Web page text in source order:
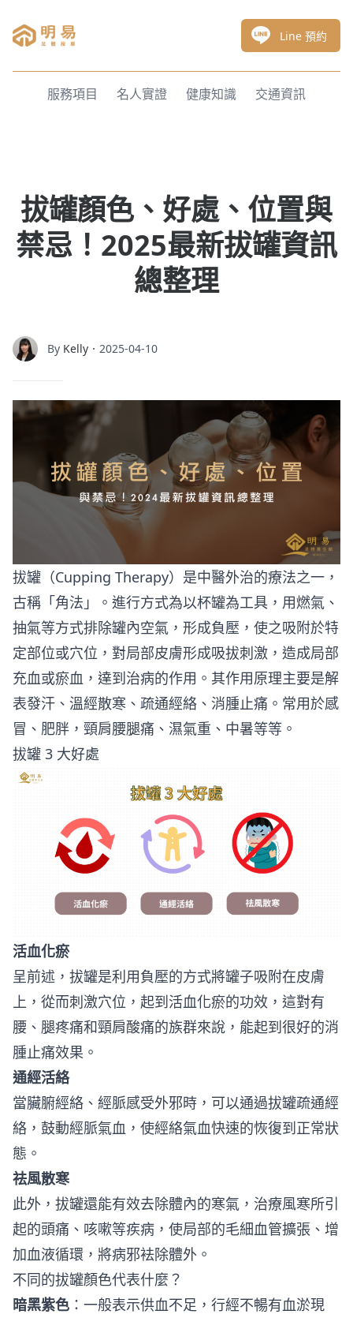
明易足體按摩 Line 預約
服務項目 名人實證 健康知識 交通資訊
拔罐顏色、好處、位置與
禁忌！2025最新拔罐資訊
總整理
By Kelly ．2025-04-10
拔罐（Cupping Therapy）是中醫外治的療法之一，
古稱「角法」。進行方式為以杯罐為工具，用燃氣、
抽氣等方式排除罐內空氣，形成負壓，使之吸附於特
定部位或穴位，對局部皮膚形成吸拔刺激，造成局部
充血或瘀血，達到治病的作用。其作用原理主要是解
表發汗、溫經散寒、疏通經絡、消腫止痛。常用於感
冒、肥胖，頸肩腰腿痛、濕氣重、中暑等等。
拔罐 3 大好處
活血化瘀
呈前述，拔罐是利用負壓的方式將罐子吸附在皮膚
上，從而刺激穴位，起到活血化瘀的功效，這對有
腰、腿疼痛和頸肩酸痛的族群來說，能起到很好的消
腫止痛效果。
通經活絡
當臟腑經絡、經脈感受外邪時，可以通過拔罐疏通經
絡，鼓動經脈氣血，使經絡氣血快速的恢復到正常狀
態。
祛風散寒
此外，拔罐還能有效去除體內的寒氣，治療風寒所引
起的頭痛、咳嗽等疾病，使局部的毛細血管擴張、增
加血液循環，將病邪袪除體外。
不同的拔罐顏色代表什麼？
暗黑紫色 ：一般表示供血不足，行經不暢有血淤現